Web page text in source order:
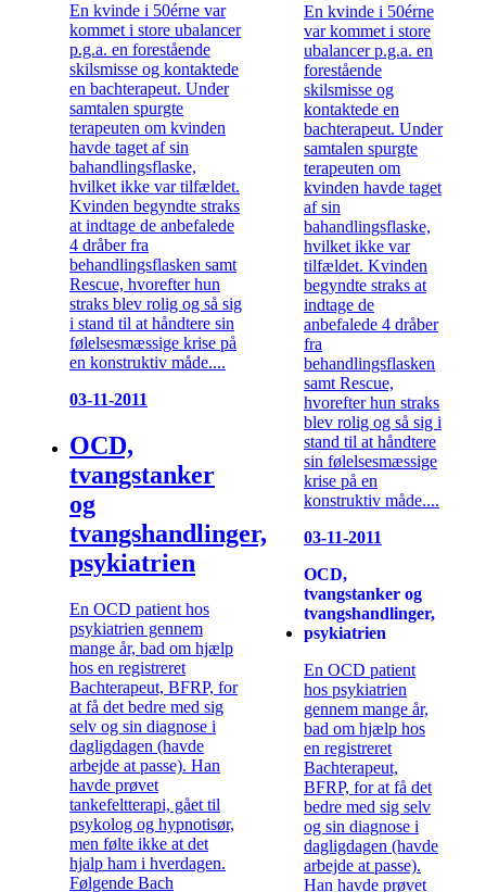
En kvinde i 50érne var
kommet i store ubalancer
p.g.a. en forestående
skilsmisse og kontaktede
en bachterapeut. Under
samtalen spurgte
terapeuten om kvinden
havde taget af sin
bahandlingsflaske,
hvilket ikke var tilfældet.
Kvinden begyndte straks
at indtage de anbefalede
4 dråber fra
behandlingsflasken samt
Rescue, hvorefter hun
straks blev rolig og så sig
i stand til at håndtere sin
følelsesmæssige krise på
en konstruktiv måde....
03-11-2011
OCD,
tvangstanker
og
tvangshandlinger,
psykiatrien
En OCD patient hos
psykiatrien gennem
mange år, bad om hjælp
hos en registreret
Bachterapeut, BFRP, for
at få det bedre med sig
selv og sin diagnose i
dagligdagen (havde
arbejde at passe). Han
havde prøvet
tankefeltterapi, gået til
psykolog og hypnotisør,
men følte ikke at det
hjalp ham i hverdagen.
Følgende Bach
En kvinde i 50érne
var kommet i store
ubalancer p.g.a. en
forestående
skilsmisse og
kontaktede en
bachterapeut. Under
samtalen spurgte
terapeuten om
kvinden havde taget
af sin
bahandlingsflaske,
hvilket ikke var
tilfældet. Kvinden
begyndte straks at
indtage de
anbefalede 4 dråber
fra
behandlingsflasken
samt Rescue,
hvorefter hun straks
blev rolig og så sig i
stand til at håndtere
sin følelsesmæssige
krise på en
konstruktiv måde....
03-11-2011
OCD,
tvangstanker og
tvangshandlinger,
psykiatrien
En OCD patient
hos psykiatrien
gennem mange år,
bad om hjælp hos
en registreret
Bachterapeut,
BFRP, for at få det
bedre med sig selv
og sin diagnose i
dagligdagen (havde
arbejde at passe).
Han havde prøvet